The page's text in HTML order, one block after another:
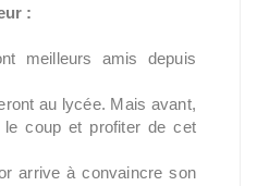
:
meilleurs amis depuis
au lycée. Mais avant,
le coup et profiter de cet
arrive à convaincre son